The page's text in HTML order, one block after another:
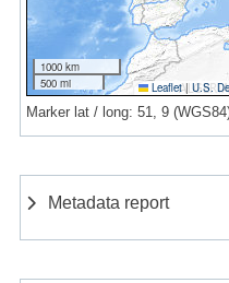
1000 km
500 mi
Leaflet | U.S.
Marker lat / long: 51, 9
Metadata report